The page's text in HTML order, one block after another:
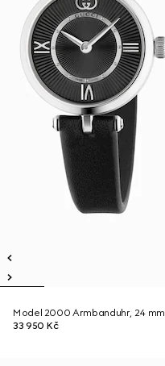
Model 2000 Armbanduhr, 24 mm
33 950 Kč